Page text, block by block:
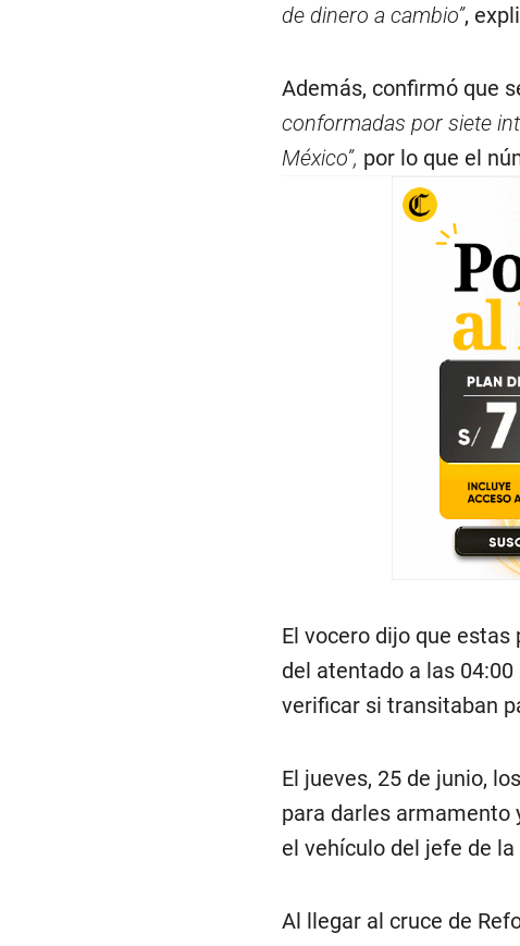
de dinero a cambio”,
Además, confirmó que
conformadas por siete
México”, por lo que el
El vocero dijo que
del atentado a las
verificar si transitaban
El jueves, 25 de junio,
para darles armamento
el vehículo del jefe de
Al llegar al cruce de